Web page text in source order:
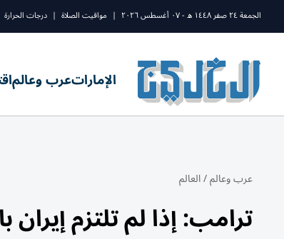
الجمعة ٢٤ صفر ١٤٤٨ ه - ٠٧ أغسطس ٢٠٢٦ | مواقيت الصلاة | درجات الحرارة
الإماراتعرب وعالم
عرب وعالم/العالم
ترامب: إذا لم تلتزم